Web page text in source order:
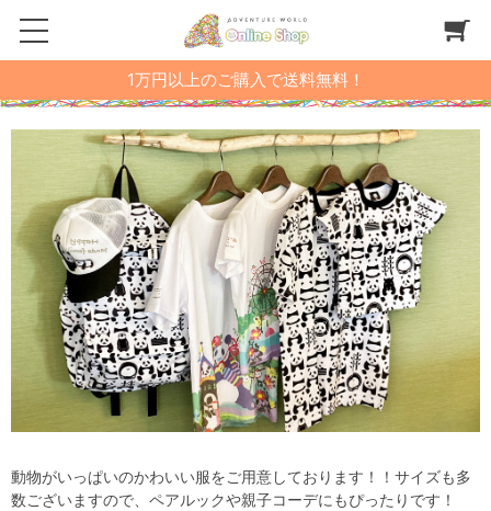
1万円以上のご購入で送料無料！
動物がいっぱいのかわいい服をご用意しております！！サイズも多
数ございますので、ペアルックや親子コーデにもぴったりです！